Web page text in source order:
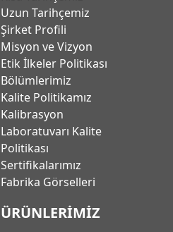
Uzun Tarihçemiz
Şirket Profili
Misyon ve Vizyon
Etik İlkeler Politikası
Bölümlerimiz
Kalite Politikamız
Kalibrasyon
Laboratuvarı Kalite
Politikası
Sertifikalarımız
Fabrika Görselleri
ÜRÜNLERİMİZ